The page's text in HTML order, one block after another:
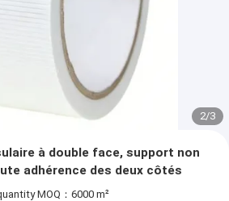
2/3
à double face, support non
adhérence des deux côtés
MOQ：6000 m²